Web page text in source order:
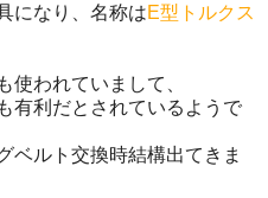
になり、名称はE型トルクス
使われていまして、
有利だとされているようで
ベルト交換時結構出てきま